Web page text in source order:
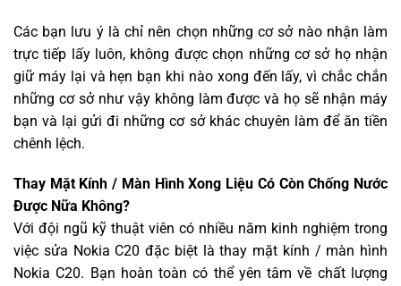
Các bạn lưu ý là chỉ nên chọn những cơ sở nào nhận làm
trực tiếp lấy luôn, không được chọn những cơ sở họ nhận
giữ máy lại và hẹn bạn khi nào xong đến lấy, vì chắc chắn
những cơ sở như vậy không làm được và họ sẽ nhận máy
bạn và lại gửi đi những cơ sở khác chuyên làm để ăn tiền
chênh lệch.
Thay Mặt Kính / Màn Hình Xong Liệu Có Còn Chống Nước
Được Nữa Không?
Với đội ngũ kỹ thuật viên có nhiều năm kinh nghiệm trong
việc sửa Nokia C20 đặc biệt là thay mặt kính / màn hình
Nokia C20. Bạn hoàn toàn có thể yên tâm về chất lượng